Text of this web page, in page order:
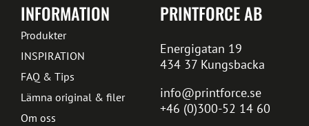
PRINTFORCE AB
Energigatan 19
434 37 Kungsbacka
info@printforce.se
+46 (0)300-52 14 60
INFORMATION
Produkter
INSPIRATION
FAQ & Tips
Lämna original & filer
Om oss